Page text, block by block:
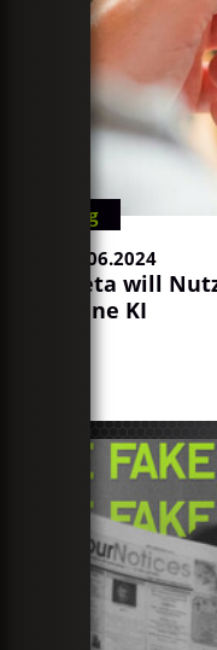
Blog
07.06.2024
Meta will
seine KI